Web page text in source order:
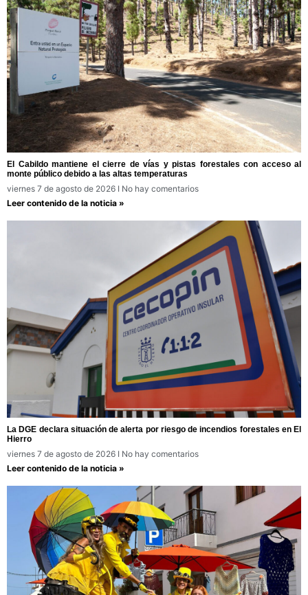
El Cabildo mantiene el cierre de vías y pistas forestales con acceso al
monte público debido a las altas temperaturas
viernes 7 de agosto de 2026
No hay comentarios
Leer contenido de la noticia »
La DGE declara situación de alerta por riesgo de incendios forestales en El
Hierro
viernes 7 de agosto de 2026
No hay comentarios
Leer contenido de la noticia »